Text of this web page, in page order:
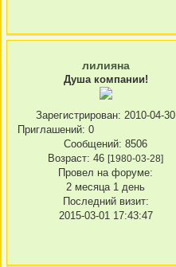
лилияна
Душа компании!
Зарегистрирован: 2010-04-30
Приглашений: 0
Сообщений: 8506
Возраст: 46 [1980-03-28]
Провел на форуме:
2 месяца 1 день
Последний визит:
2015-03-01 17:43:47